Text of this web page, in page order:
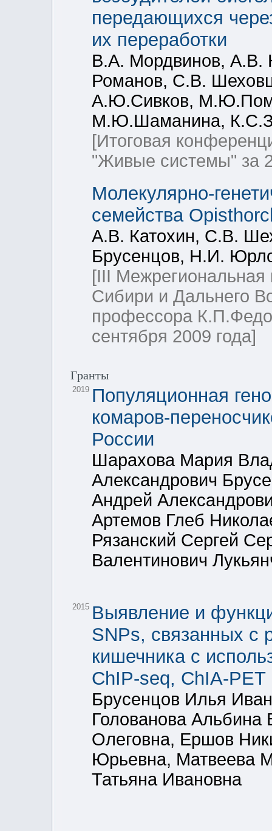
передающихся
их переработки
В.А. Мордвинов, А.В.
Романов, С.В.
А.Ю.Сивков,
М.Ю.Шаманина,
[Итоговая
"Живые системы" за
Молекулярно-
семейства
А.В. Катохин, С.В.
Брусенцов, Н.И.
[III Межрегиональная
Сибири и Дальнего
профессора
сентября 2009 года]
Гранты
2019 Популяционная
комаров-
России
Шарахова Мария
Александрович
Андрей
Артемов Глеб
Рязанский Сергей
Валентинович
2015 Выявление и
SNPs, связанных с
кишечника с
ChIP-seq, ChIA-PET
Брусенцов Илья
Голованова Альбина
Олеговна, Ершов
Юрьевна, Матвеева
Татьяна Ивановна